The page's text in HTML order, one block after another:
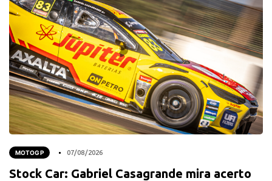
MOTOGP 07/08/2026
Stock Car: Gabriel Casagrande mira acerto